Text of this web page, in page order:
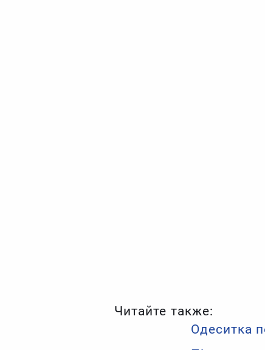
Читайте также:
Одеситка